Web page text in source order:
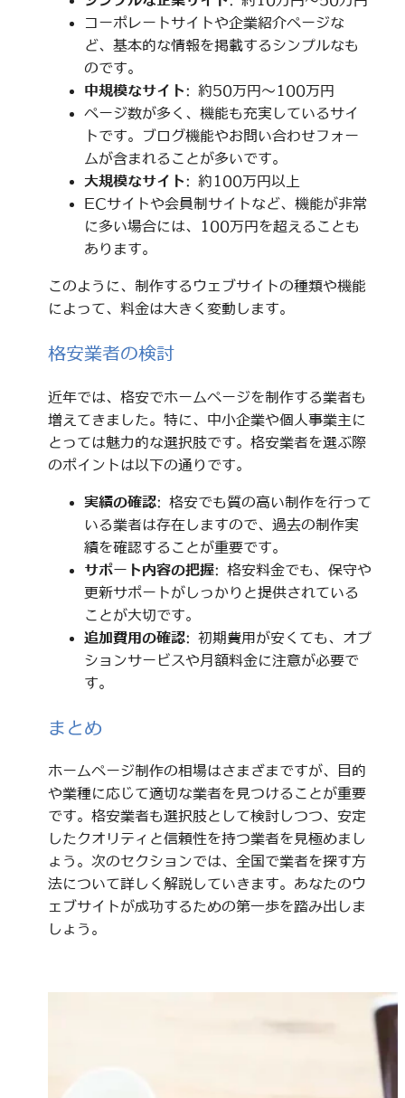
コーポレートサイトや企業紹介ページな
ど、基本的な情報を掲載するシンプルなも
のです。
中規模なサイト: 約50万円～100万円
ページ数が多く、機能も充実しているサイ
トです。ブログ機能やお問い合わせフォー
ムが含まれることが多いです。
大規模なサイト: 約100万円以上
ECサイトや会員制サイトなど、機能が非常
に多い場合には、100万円を超えることも
あります。
このように、制作するウェブサイトの種類や機能
によって、料金は大きく変動します。
格安業者の検討
近年では、格安でホームページを制作する業者も
増えてきました。特に、中小企業や個人事業主に
とっては魅力的な選択肢です。格安業者を選ぶ際
のポイントは以下の通りです。
実績の確認: 格安でも質の高い制作を行って
いる業者は存在しますので、過去の制作実
績を確認することが重要です。
サポート内容の把握: 格安料金でも、保守や
更新サポートがしっかりと提供されている
ことが大切です。
追加費用の確認: 初期費用が安くても、オプ
ションサービスや月額料金に注意が必要で
す。
まとめ
ホームページ制作の相場はさまざまですが、目的
や業種に応じて適切な業者を見つけることが重要
です。格安業者も選択肢として検討しつつ、安定
したクオリティと信頼性を持つ業者を見極めまし
ょう。次のセクションでは、全国で業者を探す方
法について詳しく解説していきます。あなたのウ
ェブサイトが成功するための第一歩を踏み出しま
しょう。